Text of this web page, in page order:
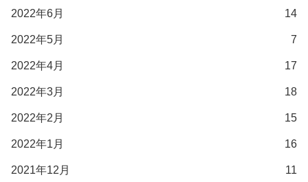
2022年6月 14
2022年5月 7
2022年4月 17
2022年3月 18
2022年2月 15
2022年1月 16
2021年12月 11